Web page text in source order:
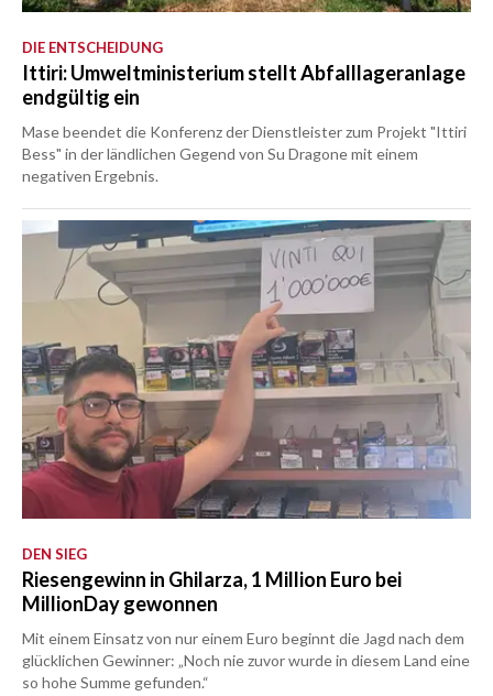
DIE ENTSCHEIDUNG
Ittiri: Umweltministerium stellt Abfalllageranlage
endgültig ein
Mase beendet die Konferenz der Dienstleister zum Projekt "Ittiri
Bess" in der ländlichen Gegend von Su Dragone mit einem
negativen Ergebnis.
DEN SIEG
Riesengewinn in Ghilarza, 1 Million Euro bei
MillionDay gewonnen
Mit einem Einsatz von nur einem Euro beginnt die Jagd nach dem
glücklichen Gewinner: „Noch nie zuvor wurde in diesem Land eine
so hohe Summe gefunden.“